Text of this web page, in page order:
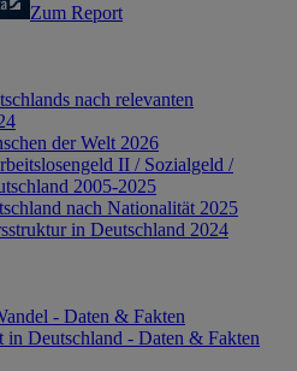
Zum Report
nach relevanten
der Welt 2026
II / Sozialgeld /
2005-2025
nach Nationalität 2025
in Deutschland 2024
- Daten & Fakten
in Deutschland - Daten & Fakten